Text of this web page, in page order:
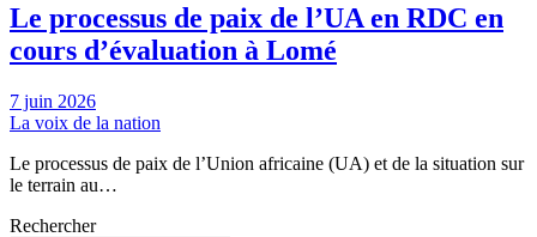
Le processus de paix de l’UA en RDC en
cours d’évaluation à Lomé
7 juin 2026
La voix de la nation
Le processus de paix de l’Union africaine (UA) et de la situation sur
le terrain au…
Rechercher